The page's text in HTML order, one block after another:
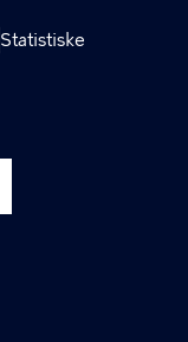
Statistiske